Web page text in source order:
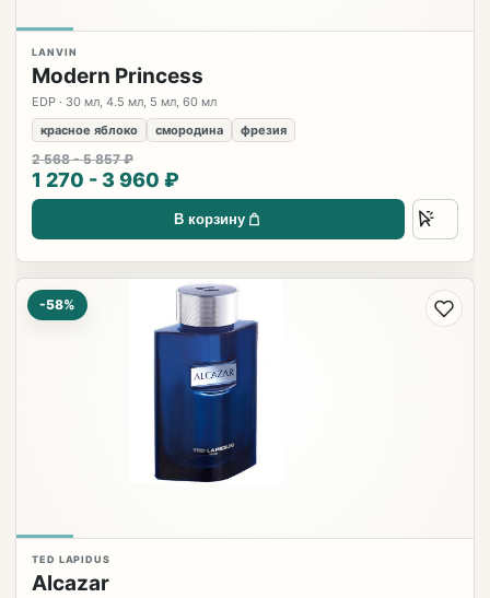
LANVIN
Modern Princess
EDP · 30 мл, 4.5 мл, 5 мл, 60 мл
красное яблоко
смородина фрезия
2 568 - 5 857 ₽
1 270 - 3 960 ₽
В корзину
-58%
TED LAPIDUS
Alcazar